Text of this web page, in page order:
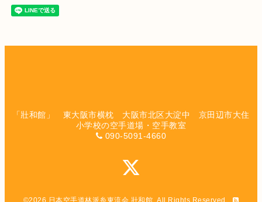
「壯和館」 東大阪市横枕 大阪市北区大淀中 京田辺市大住
小学校の空手道場・空手教室
090-5091-4660